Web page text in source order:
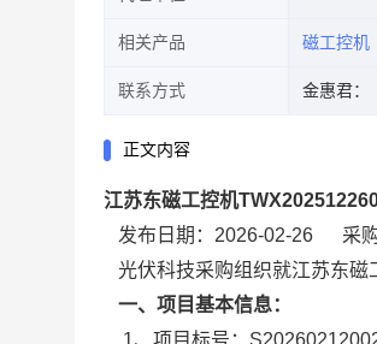
相关产品 磁工控机
联系方式 金惠君：
正文内容
江苏东磁工控机
发布日期：2026-02-26
采
光伏科技采购组织就江苏东磁
一、项目基本信息：
1、 项目标号：